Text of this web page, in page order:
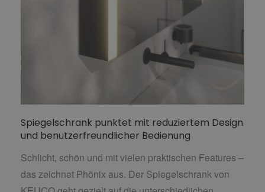
Spiegelschrank punktet mit reduziertem Design
und benutzerfreundlicher Bedienung
Schlicht, schön und mit vielen praktischen Features –
das zeichnet Phönix aus. Der Spiegelschrank von